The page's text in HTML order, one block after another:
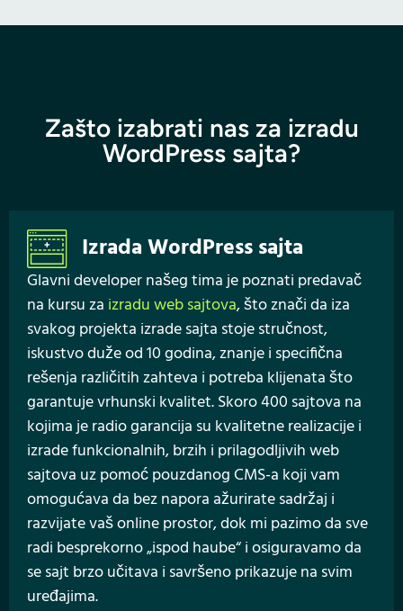
Zašto izabrati nas za izradu
WordPress sajta?
Izrada WordPress sajta
Glavni developer našeg tima je poznati predavač
na kursu za izradu web sajtova, što znači da iza
svakog projekta izrade sajta stoje stručnost,
iskustvo duže od 10 godina, znanje i specifična
rešenja različitih zahteva i potreba klijenata što
garantuje vrhunski kvalitet. Skoro 400 sajtova na
kojima je radio garancija su kvalitetne realizacije i
izrade funkcionalnih, brzih i prilagodljivih web
sajtova uz pomoć pouzdanog CMS-a koji vam
omogućava da bez napora ažurirate sadržaj i
razvijate vaš online prostor, dok mi pazimo da sve
radi besprekorno „ispod haube“ i osiguravamo da
se sajt brzo učitava i savršeno prikazuje na svim
uređajima.